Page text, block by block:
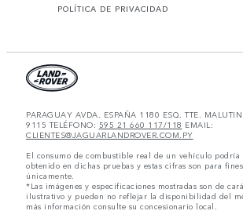
POLÍTICA DE PRIVACIDAD
PARAGUAY AVDA. ESPAÑA 1180 ESQ. TTE.
9115 TELÉFONO: 595 21 660 117/118 EMAIL:
CLIENTES@JAGUARLANDROVER.COM.PY
El consumo de combustible real de un vehículo podría
obtenido en dichas pruebas y estas cifras son para
únicamente.
*Las imágenes y especificaciones mostradas son de
ilustrativo y pueden no reflejar la disponibilidad del
más información consulte su concesionario local.